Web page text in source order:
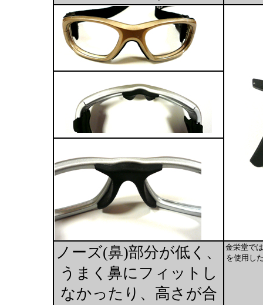
ノーズ(鼻)部分が低く、
うまく鼻にフィットし
なかったり、高さが合
金栄堂で
を使用し